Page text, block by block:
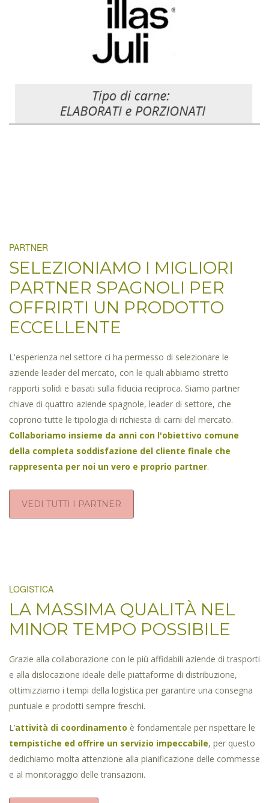
PARTNER
SELEZIONIAMO I MIGLIORI
PARTNER SPAGNOLI PER
OFFRIRTI UN PRODOTTO
ECCELLENTE
L'esperienza nel settore ci ha permesso di selezionare le
aziende leader del mercato, con le quali abbiamo stretto
rapporti solidi e basati sulla fiducia reciproca. Siamo partner
chiave di quattro aziende spagnole, leader di settore, che
coprono tutte le tipologia di richiesta di carni del mercato.
Collaboriamo insieme da anni con l'obiettivo comune
della completa soddisfazione del cliente finale che
rappresenta per noi un vero e proprio partner.
VEDI TUTTI I PARTNER
LOGISTICA
LA MASSIMA QUALITÀ NEL
MINOR TEMPO POSSIBILE
Grazie alla collaborazione con le più affidabili aziende di trasporti
e alla dislocazione ideale delle piattaforme di distribuzione,
ottimizziamo i tempi della logistica per garantire una consegna
puntuale e prodotti sempre freschi.
L’attività di coordinamento è fondamentale per rispettare le
tempistiche ed offrire un servizio impeccabile, per questo
dedichiamo molta attenzione alla pianificazione delle commesse
e al monitoraggio delle transazioni.